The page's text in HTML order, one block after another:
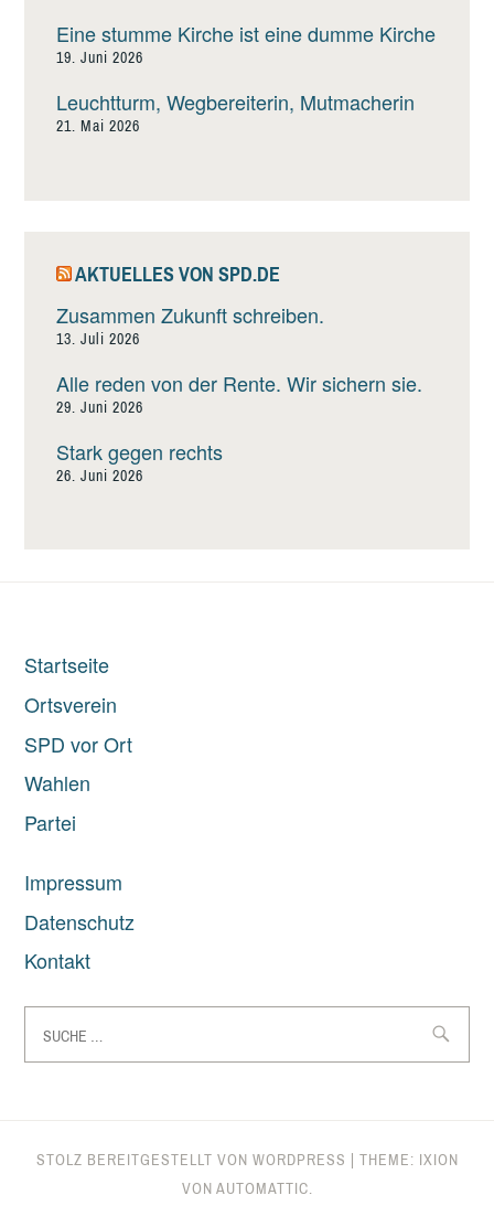
Eine stumme Kirche ist eine dumme Kirche
19. Juni 2026
Leuchtturm, Wegbereiterin, Mutmacherin
21. Mai 2026
AKTUELLES VON SPD.DE
Zusammen Zukunft schreiben.
13. Juli 2026
Alle reden von der Rente. Wir sichern sie.
29. Juni 2026
Stark gegen rechts
26. Juni 2026
Startseite
Ortsverein
SPD vor Ort
Wahlen
Partei
Impressum
Datenschutz
Kontakt
nach:
STOLZ BEREITGESTELLT VON WORDPRESS | THEME: IXION
VON AUTOMATTIC.